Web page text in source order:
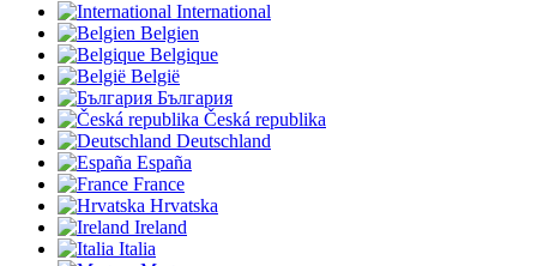
International
Belgien
Belgique
België
България
Česká republika
Deutschland
España
France
Hrvatska
Ireland
Italia